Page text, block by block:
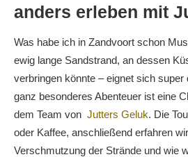
anders erleben mit
Was habe ich in Zandvoort schon
ewig lange Sandstrand, an dessen
verbringen könnte – eignet sich super
ganz besonderes Abenteuer ist eine
dem Team von Jutters Geluk. Die
oder Kaffee, anschließend erfahren
Verschmutzung der Strände und wie